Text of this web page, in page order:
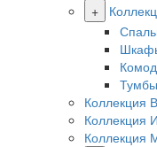
+
Коллекция
Коллекция
Коллекция